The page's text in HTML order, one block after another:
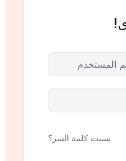
نسيت كلمة السر؟